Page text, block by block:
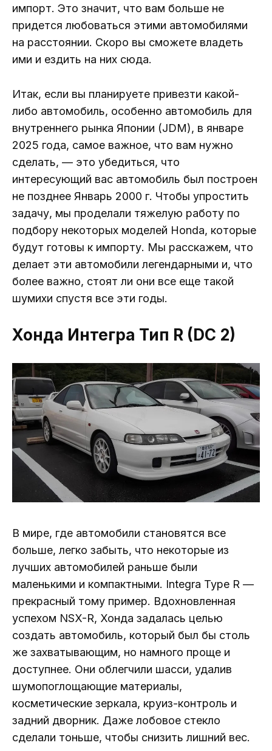
импорт. Это значит, что вам больше не
придется любоваться этими автомобилями
на расстоянии. Скоро вы сможете владеть
ими и ездить на них сюда.
Итак, если вы планируете привезти какой-
либо автомобиль, особенно автомобиль для
внутреннего рынка Японии (JDM), в январе
2025 года, самое важное, что вам нужно
сделать, — это убедиться, что
интересующий вас автомобиль был построен
не позднее Январь 2000 г. Чтобы упростить
задачу, мы проделали тяжелую работу по
подбору некоторых моделей Honda, которые
будут готовы к импорту. Мы расскажем, что
делает эти автомобили легендарными и, что
более важно, стоят ли они все еще такой
шумихи спустя все эти годы.
Хонда Интегра Тип R (DC 2)
В мире, где автомобили становятся все
больше, легко забыть, что некоторые из
лучших автомобилей раньше были
маленькими и компактными. Integra Type R —
прекрасный тому пример. Вдохновленная
успехом NSX-R, Хонда задалась целью
создать автомобиль, который был бы столь
же захватывающим, но намного проще и
доступнее. Они облегчили шасси, удалив
шумопоглощающие материалы,
косметические зеркала, круиз-контроль и
задний дворник. Даже лобовое стекло
сделали тоньше, чтобы снизить лишний вес.